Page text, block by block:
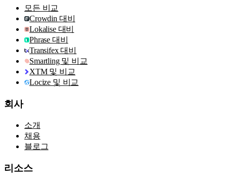
모든 비교
Crowdin 대비
Lokalise 대비
Phrase 대비
Transifex 대비
Smartling 및 비교
XTM 및 비교
Locize 및 비교
회사
소개
채용
블로그
리소스